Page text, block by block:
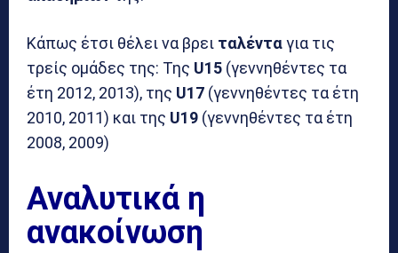
Κάπως έτσι θέλει να βρει ταλένταγια τις
τρείς ομάδες της: Της U15 (γεννηθέντες τα
έτη 2012, 2013), της U17 (γεννηθέντες τα έτη
2010, 2011) και της U19 (γεννηθέντες τα έτη
2008, 2009)
Αναλυτικά η
ανακοίνωση